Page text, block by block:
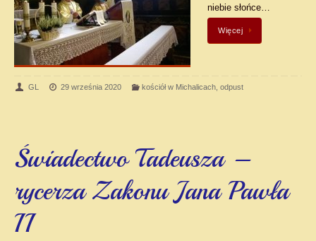
niebie słońce…
Więcej
GL 29 września 2020 kościół w Michalicach, odpust
Świadectwo Tadeusza –
rycerza Zakonu Jana Pawła
II